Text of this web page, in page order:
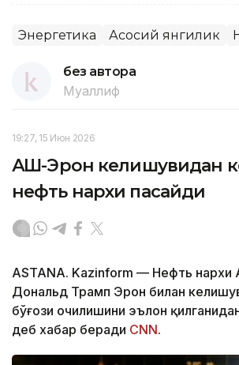
Энергетика Асосий янгилик
без автора
Муаллиф
19:27, 15 Июн 2026
АҚШ-Эрон келишувидан
нефть нархи пасайди
ASTANA. Kazinform — Нефть нархи
Дональд Трамп Эрон билан
бўғози очилишини эълон
деб хабар беради CNN.